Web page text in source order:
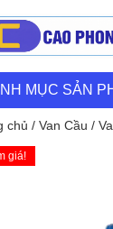
MỤC SẢN
chủ / Van Cầu /
giá!